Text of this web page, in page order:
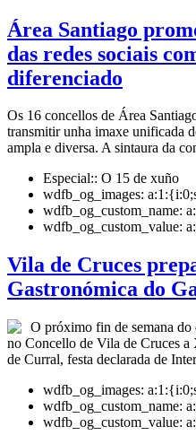
Área Santiago
das redes sociais
diferenciado
Os 16 concellos de Área
transmitir unha imaxe unificada
ampla e diversa. A sintaura da
Especial:: O 15 de xuño
wdfb_og_images:
wdfb_og_custom_name:
wdfb_og_custom_value:
Vila de Cruces
Gastronómica do
O próximo fin de semana
no Concello de Vila de Cruces
de Curral, festa declarada de
wdfb_og_images:
wdfb_og_custom_name:
wdfb_og_custom_value: